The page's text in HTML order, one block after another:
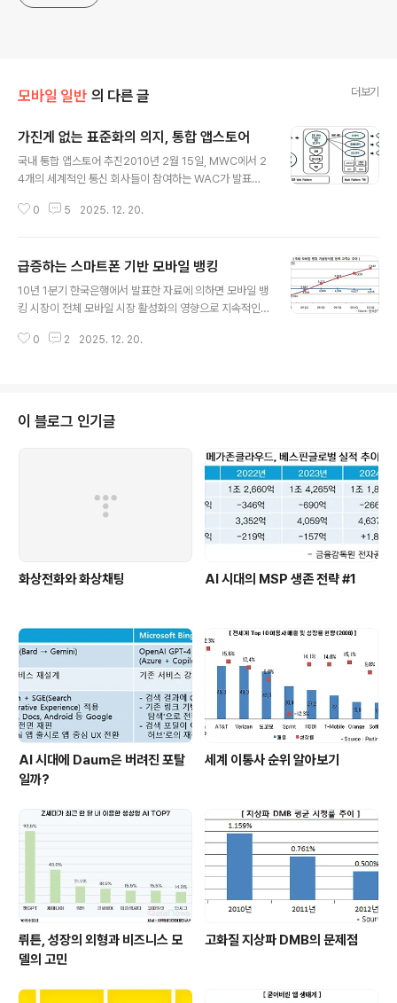
모바일 일반 의 다른 글 더보기
가진게 없는 표준화의 의지, 통합 앱스토어
국내 통합 앱스토어 추진2010년 2월 15일, MWC에서 2
4개의 세계적인 통신 회사들이 참여하는 WAC가 발표되
WAC에서 KT와 SKT가 단순한 참여가 아니라 주도적인
로 한 국내 이통사 CEO 간담회를 통해 국내에서 통합 앱스
토어를 구축하기로 합의한다. 앱스토어의 방향성은 매우
명확한다. 국내 통합 앱스토어에서 Web Platform을 중
표준을 빠르게 만들어내고, 이를 WAC에 적용하여 세계 표
0 5 2025. 12. 20.
급증하는 스마트폰 기반 모바일 뱅킹
10년 1분기 한국은행에서 발표한 자료에 의하면 모바일 뱅
킹 시장이 전체 모바일 시장 활성화의 영향으로 지속적인
킹 중 모바일 뱅킹의 비중은 이용건수 기준 7.0%, 이용금
다. 이번 분기 전체 모바일 뱅킹 사용 고객수는 1,185만명
을 기록하였고, 이는 전분기 대비 6.1% 증가한 것이다. 이
통사의 모바일 뱅킹 가입자 추이를 보면 10년 2월말 현재
256만명으로 SKT 124 만명(48.43%), KT 90만명(3
5.15%), LGT 42만명(16.40%) 등으로 보고..
0 2 2025. 12. 20.
이 블로그 인기글
화상전화와 화상채팅 AI 시대의 MSP 생존 전략 #1
AI 시대에 Daum은 버려진 포탈
일까?
세계 이통사 순위 알아보기
뤼튼, 성장의 외형과 비즈니스 모
델의 고민
고화질 지상파 DMB의 문제점